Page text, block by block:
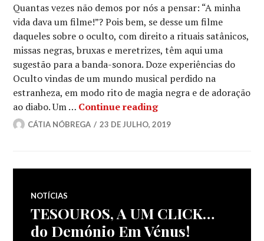
Quantas vezes não demos por nós a pensar: “A minha
vida dava um filme!”? Pois bem, se desse um filme
daqueles sobre o oculto, com direito a rituais satânicos,
missas negras, bruxas e meretrizes, têm aqui uma
sugestão para a banda-sonora. Doze experiências do
Oculto vindas de um mundo musical perdido na
estranheza, em modo rito de magia negra e de adoração
ao diabo. Um … Continue readingTESOUROS, A UM
CÁTIA NÓBREGA 23 DE JULHO, 2019
NOTÍCIAS
TESOUROS, A UM CLICK…
do Demónio Em Vénus!